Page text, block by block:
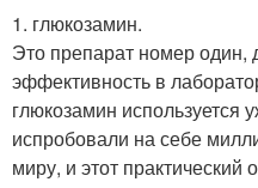
1. глюкозамин.
Это препарат номер один,
эффективность в
глюкозамин используется
испробовали на себе
миру, и этот